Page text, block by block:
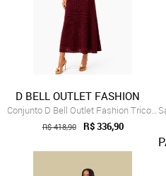
D BELL OUTLET FASHION
Conjunto D Bell Outlet Fashion Tricot Ma...
R$ 418,90 R$ 336,90